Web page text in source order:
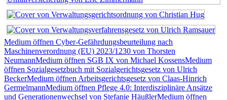
Medium öffnen Cyber-Gefährdungsbeurteilung nach
Maschinenverordnung (EU) 2023/1230 von Thorsten
NeumannMedium öffnen SGB IX von Michael KossensMedium
öffnen Sozialgesetzbuch mit Sozialgerichtsgesetz von Ulrich
BeckerMedium öffnen Arbeitsgerichtsgesetz von Claas-Hinrich
GermelmannMedium öffnen Pflege 4.0: Interdisziplinäre Ansätze
und Generationenwechsel von Stefanie HäußlerMedium öffnen